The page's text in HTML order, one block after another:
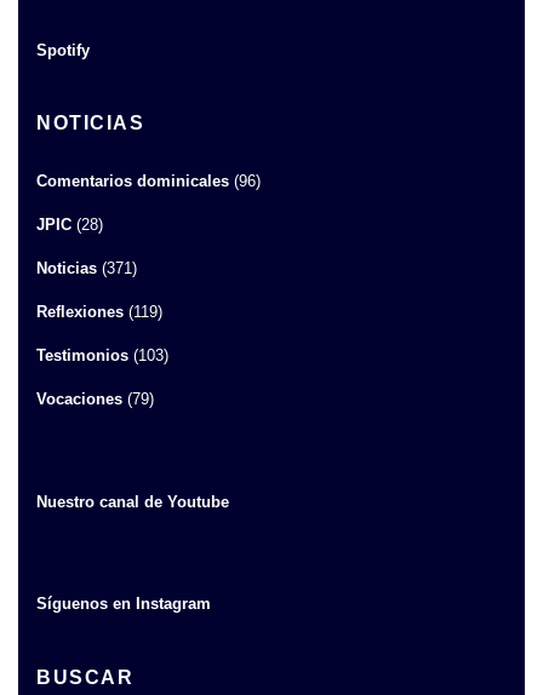
Spotify
NOTICIAS
Comentarios dominicales (96)
JPIC (28)
Noticias (371)
Reflexiones (119)
Testimonios (103)
Vocaciones (79)
Nuestro canal de Youtube
Síguenos en Instagram
BUSCAR